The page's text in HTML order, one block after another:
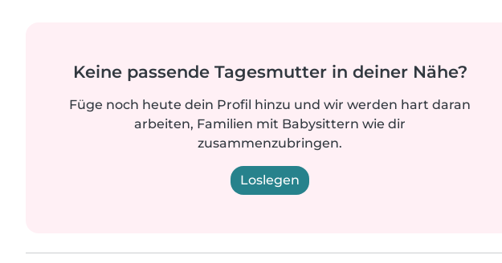
Keine passende Tagesmutter in deiner Nähe?
Füge noch heute dein Profil hinzu und wir werden hart daran
arbeiten, Familien mit Babysittern wie dir
zusammenzubringen.
Loslegen